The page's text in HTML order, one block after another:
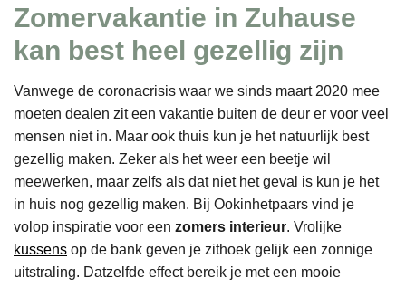
Zomervakantie in Zuhause
kan best heel gezellig zijn
Vanwege de coronacrisis waar we sinds maart 2020 mee
moeten dealen zit een vakantie buiten de deur er voor veel
mensen niet in. Maar ook thuis kun je het natuurlijk best
gezellig maken. Zeker als het weer een beetje wil
meewerken, maar zelfs als dat niet het geval is kun je het
in huis nog gezellig maken. Bij Ookinhetpaars vind je
volop inspiratie voor een zomers interieur. Vrolijke
kussens op de bank geven je zithoek gelijk een zonnige
uitstraling. Datzelfde effect bereik je met een mooie